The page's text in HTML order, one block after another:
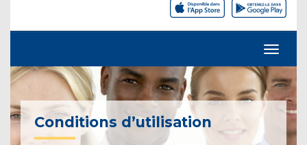
Conditions d’utilisation